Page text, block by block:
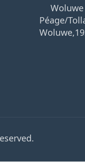
Péage/